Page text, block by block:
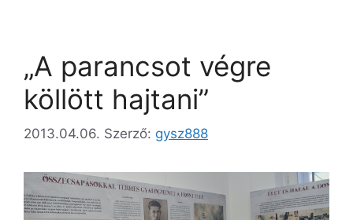
„A parancsot végre
köllött hajtani”
2013.04.06. Szerző: gysz888